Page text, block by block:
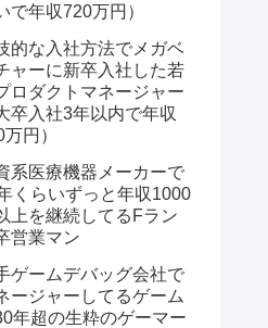
で年収720万円）
的な入社方法でメガベ
ャーに新卒入社した若
ロダクトマネージャー
卒入社3年以内で年収
円）
系医療機器メーカーで
くらいずっと年収1000
上を継続してるFラン
営業マン
ゲームデバッグ会社で
ージャーしてるゲーム
年超の生粋のゲーマー